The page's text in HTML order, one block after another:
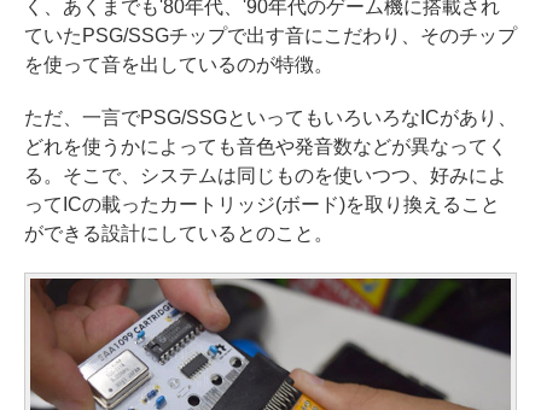
く、あくまでも'80年代、'90年代のゲーム機に搭載され
ていたPSG/SSGチップで出す音にこだわり、そのチップ
を使って音を出しているのが特徴。
ただ、一言でPSG/SSGといってもいろいろなICがあり、
どれを使うかによっても音色や発音数などが異なってく
る。そこで、システムは同じものを使いつつ、好みによ
ってICの載ったカートリッジ(ボード)を取り換えること
ができる設計にしているとのこと。